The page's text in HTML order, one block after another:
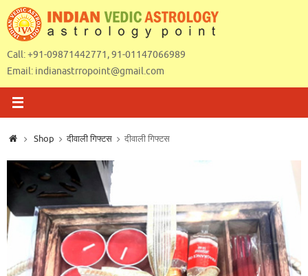
Skip
to
content
Call: +91-09871442771, 91-01147066989
Email: indianastrropoint@gmail.com
HomeShop दीवाली गिफ्टस दीवाली गिफ्टस